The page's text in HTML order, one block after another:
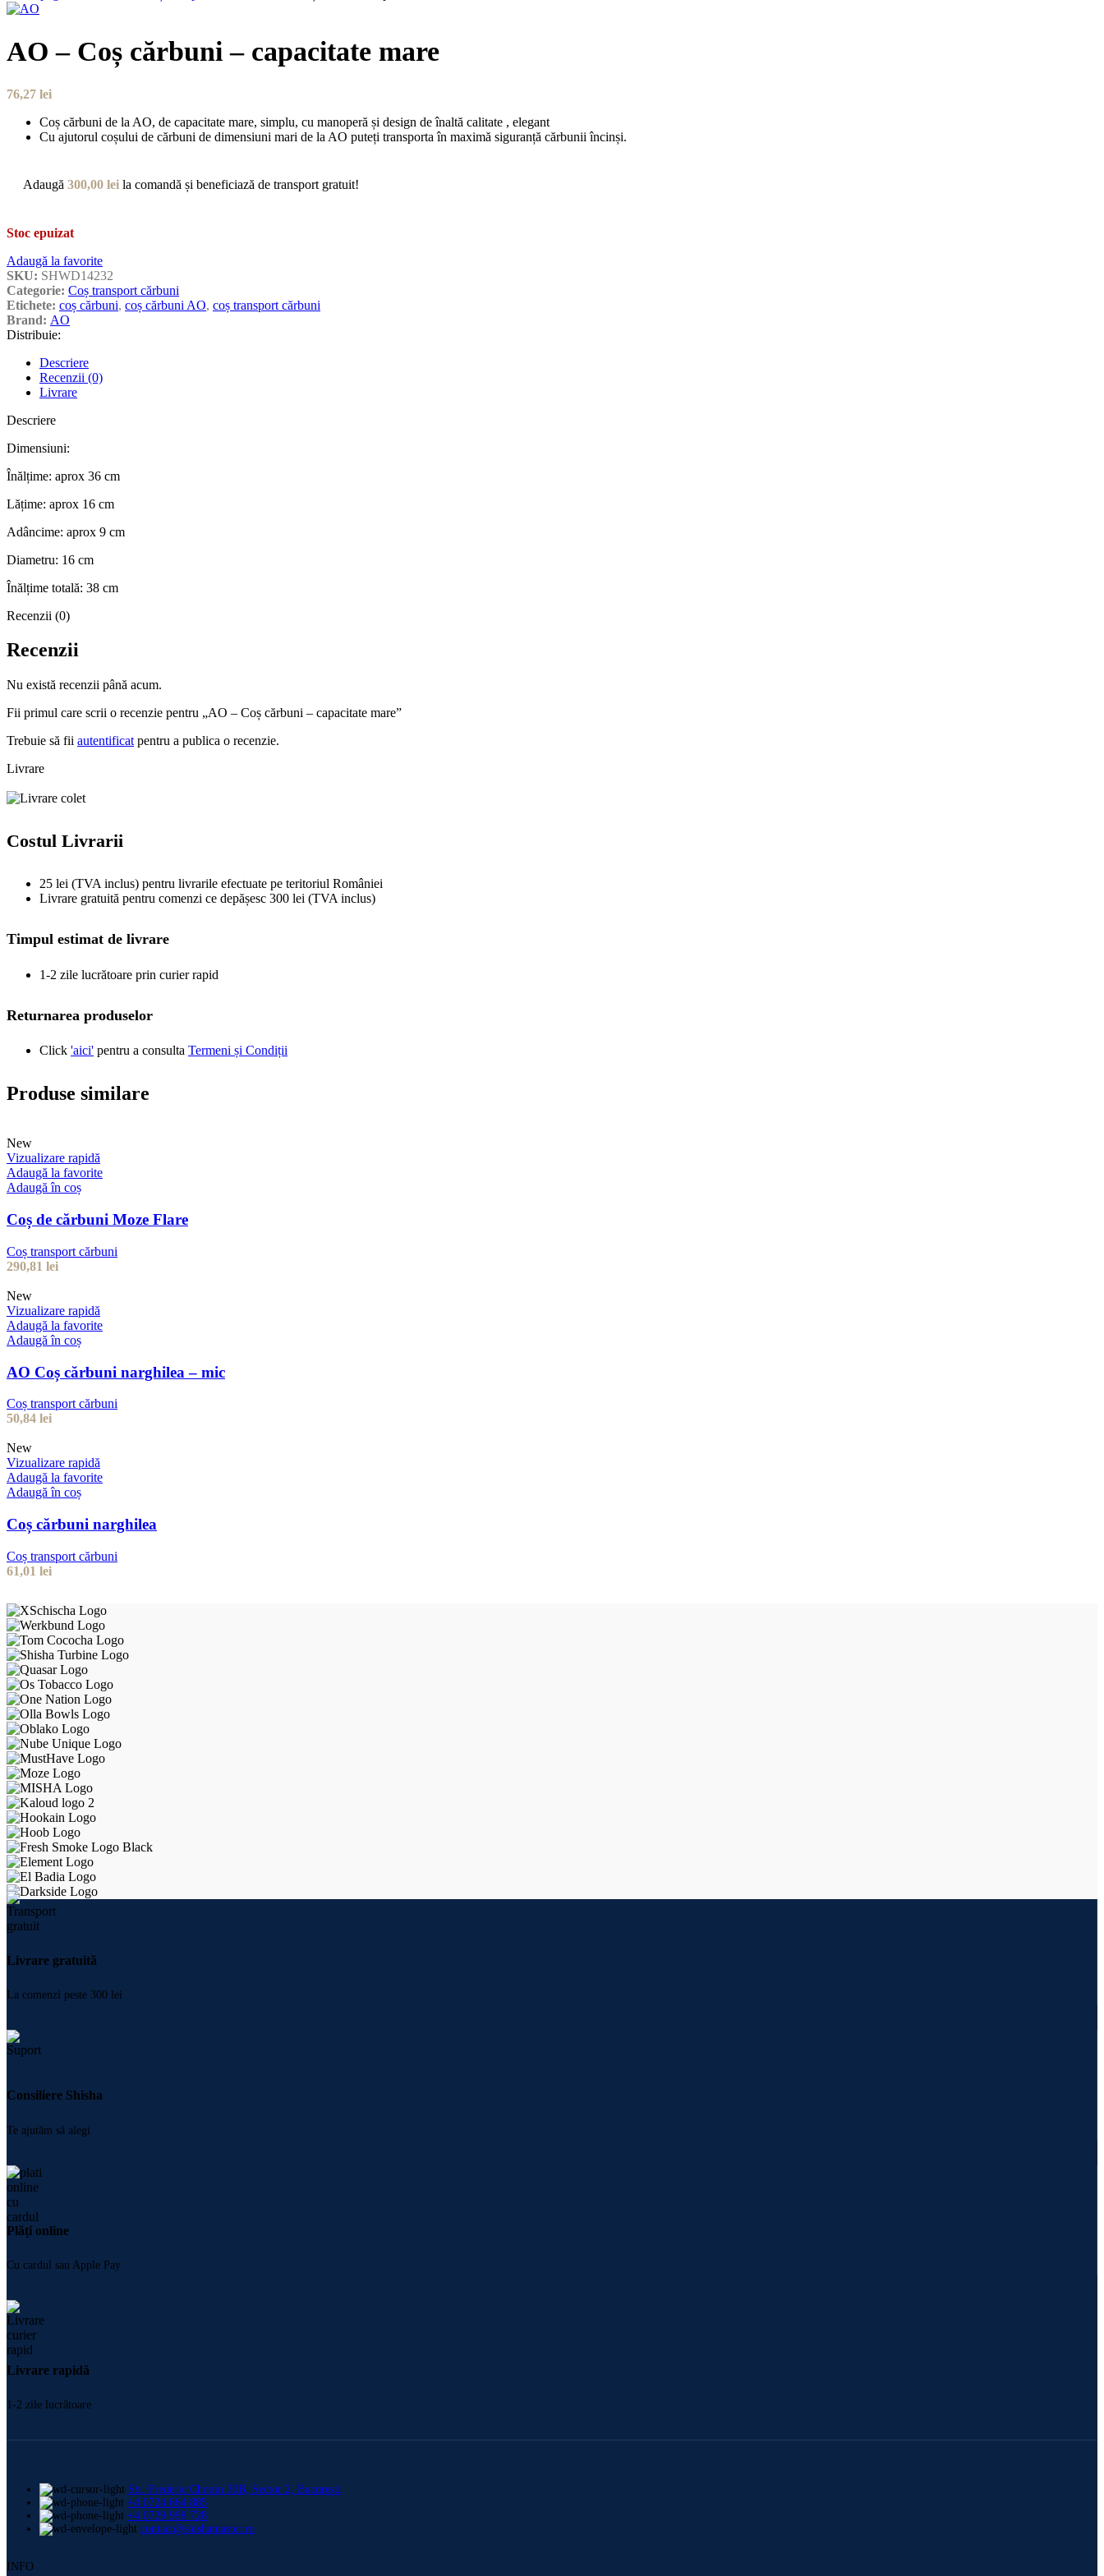
AO – Coș cărbuni – capacitate mare
76,27 lei
Coș cărbuni de la AO, de capacitate mare, simplu, cu manoperă și design de înaltă calitate , elegant
Cu ajutorul coșului de cărbuni de dimensiuni mari de la AO puteți transporta în maximă siguranță cărbunii încinși.
Adaugă 300,00 lei la comandă și beneficiază de transport gratuit!
Stoc epuizat
Adaugă la favorite
SKU: SHWD14232
Categorie: Coș transport cărbuni
Etichete: coș cărbuni, coș cărbuni AO, coș transport cărbuni
Brand: AO
Distribuie:
Descriere
Recenzii (0)
Livrare
Descriere
Dimensiuni:
Înălțime: aprox 36 cm
Lățime: aprox 16 cm
Adâncime: aprox 9 cm
Diametru: 16 cm
Înălțime totală: 38 cm
Recenzii (0)
Recenzii
Nu există recenzii până acum.
Fii primul care scrii o recenzie pentru „AO – Coș cărbuni – capacitate mare”
Trebuie să fii autentificat pentru a publica o recenzie.
Livrare
Costul Livrarii
25 lei (TVA inclus) pentru livrarile efectuate pe teritoriul României
Livrare gratuită pentru comenzi ce depășesc 300 lei (TVA inclus)
Timpul estimat de livrare
1-2 zile lucrătoare prin curier rapid
Returnarea produselor
Click 'aici' pentru a consulta Termeni și Condiții
Produse similare
New
Vizualizare rapidă
Adaugă la favorite
Adaugă în coș
Coș de cărbuni Moze Flare
Coș transport cărbuni
290,81 lei
New
Vizualizare rapidă
Adaugă la favorite
Adaugă în coș
AO Coș cărbuni narghilea – mic
Coș transport cărbuni
50,84 lei
New
Vizualizare rapidă
Adaugă la favorite
Adaugă în coș
Coș cărbuni narghilea
Coș transport cărbuni
61,01 lei
Livrare gratuită
La comenzi peste 300 lei
Consiliere Shisha
Te ajutăm să alegi
Plăți online
Cu cardul sau Apple Pay
Livrare rapidă
1-2 zile lucrătoare
Str. Frederic Chopin 30B, Sector 2, București
+4 0724 664 885
+4 0729 998 728
contact@shishamaster.ro
INFO